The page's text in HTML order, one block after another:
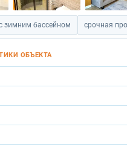
зимним бассейном срочная